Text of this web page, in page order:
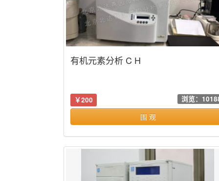
有机元素分析 C H
￥200 浏览：
围 观